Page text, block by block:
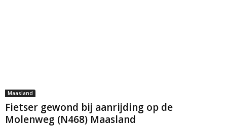
Maasland
Fietser gewond bij aanrijding op de
Molenweg (N468) Maasland